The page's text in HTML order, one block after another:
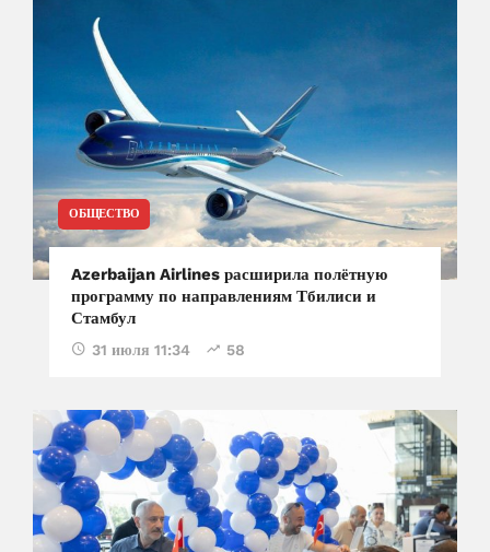
ОБЩЕСТВО
Azerbaijan Airlines расширила полётную
программу по направлениям Тбилиси и
Стамбул
31 июля 11:34 58